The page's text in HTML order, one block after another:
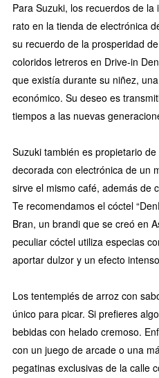
Para Suzuki, los recuerdos de
rato en la tienda de electrónica
su recuerdo de la prosperidad
coloridos letreros en Drive-in
que existía durante su niñez,
económico. Su deseo es
tiempos a las nuevas
Suzuki también es propietario
decorada con electrónica de un
sirve el mismo café, además de
Te recomendamos el cóctel
Bran, un brandi que se creó en
peculiar cóctel utiliza especias
aportar dulzor y un efecto
Los tentempiés de arroz con
único para picar. Si prefieres
bebidas con helado cremoso.
con un juego de arcade o una
pegatinas exclusivas de la calle